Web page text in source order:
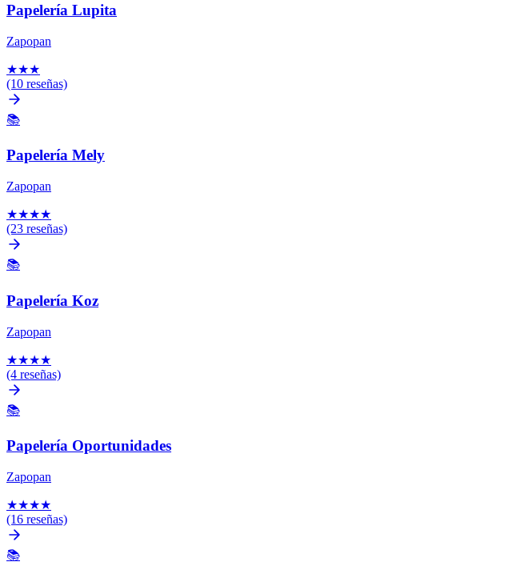
Papelería Lupita
Zapopan
★★★
(10 reseñas)
📚
Papelería Mely
Zapopan
★★★★
(23 reseñas)
📚
Papelería Koz
Zapopan
★★★★
(4 reseñas)
📚
Papelería Oportunidades
Zapopan
★★★★
(16 reseñas)
📚